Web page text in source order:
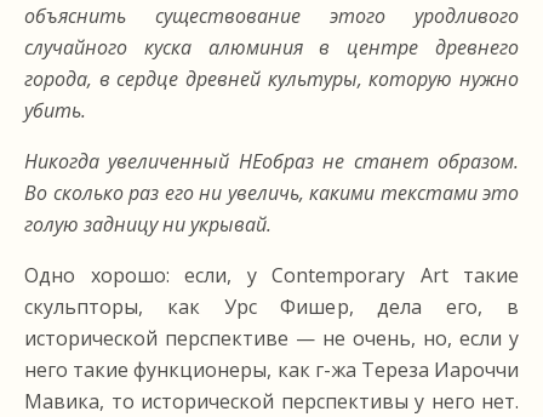
объяснить существование этого уродливого
случайного куска алюминия в центре древнего
города, в сердце древней культуры, которую нужно
убить.
Никогда увеличенный НЕобраз не станет образом.
Во сколько раз его ни увеличь, какими текстами это
голую задницу ни укрывай.
Одно хорошо: если, у Contemporary Art такие
скульпторы, как Урс Фишер, дела его, в
исторической перспективе — не очень, но, если у
него такие функционеры, как г-жа Тереза Иароччи
Мавика, то исторической перспективы у него нет.